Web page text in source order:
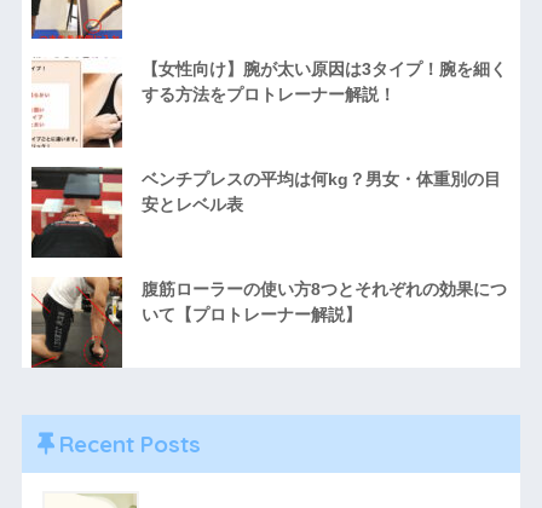
【女性向け】腕が太い原因は3タイプ！腕を細く
する方法をプロトレーナー解説！
ベンチプレスの平均は何kg？男女・体重別の目
安とレベル表
腹筋ローラーの使い方8つとそれぞれの効果につ
いて【プロトレーナー解説】
Recent Posts